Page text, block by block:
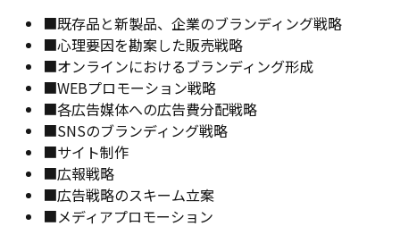
■既存品と新製品、企業のブランディング戦略
■心理要因を勘案した販売戦略
■オンラインにおけるブランディング形成
■WEBプロモーション戦略
■各広告媒体への広告費分配戦略
■SNSのブランディング戦略
■サイト制作
■広報戦略
■広告戦略のスキーム立案
■メディアプロモーション